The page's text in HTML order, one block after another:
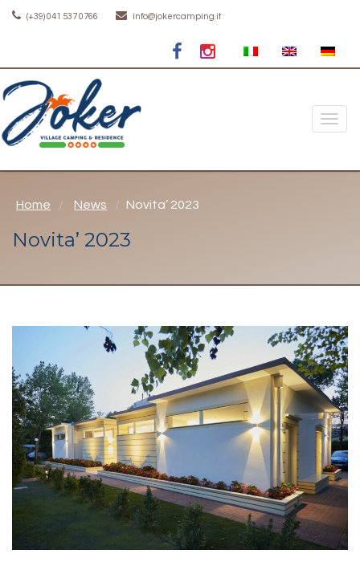
(+39) 041 537 0766 info@jokercamping.it
Toggle
Home News Novita’ 2023
Novita’ 2023